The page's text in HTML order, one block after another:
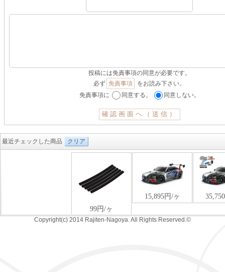
投稿には免責事項の同意が必要です。
必ず 免責事項
をお読み下さい。
免責事項に
同意する。 同意しない。
最近チェックした商品 クリア
Copyright(c) 2014 Rajiten-Nagoya. All Rights Reserved.©